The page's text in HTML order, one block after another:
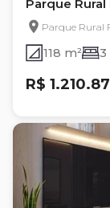
Parque
quartos
Parque Rural
118 m² 3
R$